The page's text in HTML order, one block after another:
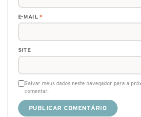
E-MAIL*
SITE
Salvar meus dados neste navegador para a
comentar.